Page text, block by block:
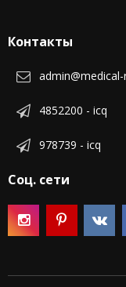
Контакты
4852200 - icq
978739 - icq
Соц. сети